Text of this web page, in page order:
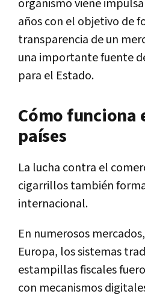
organismo viene
años con el objetivo de
transparencia de un
una importante fuente
para el Estado.
Cómo funciona
países
La lucha contra el
cigarrillos también
internacional.
En numerosos
Europa, los sistemas
estampillas fiscales
con mecanismos